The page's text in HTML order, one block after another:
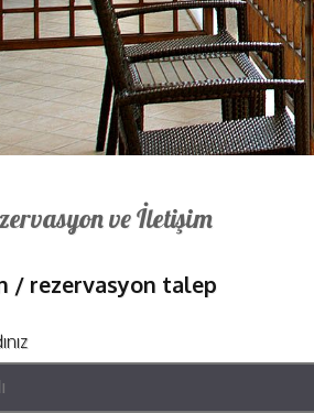
ve İletişim
/ rezervasyon talep